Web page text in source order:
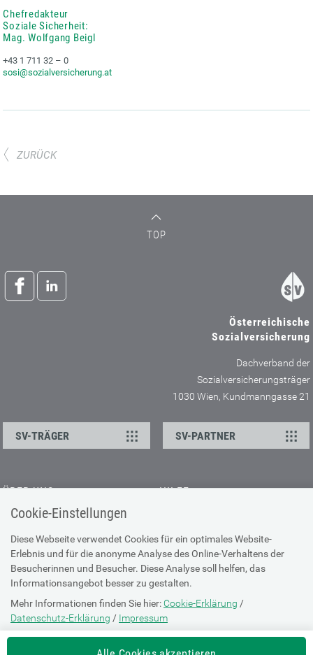
Cookie-Einstellungen
Diese Webseite verwendet Cookies für ein optimales Website-
Erlebnis und für die anonyme Analyse des Online-Verhaltens der
Besucherinnen und Besucher. Diese Analyse soll helfen, das
Informationsangebot besser zu gestalten.
Mehr Informationen finden Sie hier: Cookie-Erklärung /
Datenschutz-Erklärung / Impressum
Die Einstellung können Sie jederzeit auf der Seite "Cookie-Erklärung"
Chefredakteur
Soziale Sicherheit:
Mag. Wolfgang Beigl
+43 1 711 32 – 0
sosi@sozialversicherung.at
ZURÜCK
TOP
Österreichische
Sozialversicherung
Dachverband der
Sozialversicherungsträger
1030 Wien, Kundmanngasse 21
SV-TRÄGER SV-PARTNER
ÜBER UNS
Kontakt
Offene Stellen
Presse
HILFE
Browser-Info & Sicherheit
Hilfe zur Suche
Technische Unterstützung
DATENSCHUTZ
Cookie-Erklärung